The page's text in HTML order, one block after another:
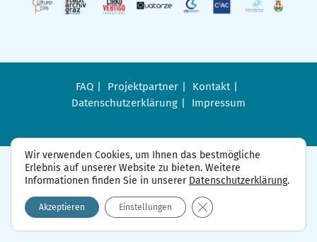
FAQ Projektpartner
Kontakt
Datenschutzerklärung
Impressum
Wir verwenden Cookies, um Ihnen das bestmögliche
Erlebnis auf unserer Website zu bieten. Weitere
Informationen finden Sie in unserer Datenschutzerklärung.
Akzeptieren Einstellungen GDPR Cookie-Banner